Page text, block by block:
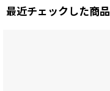
最近チェックした商品